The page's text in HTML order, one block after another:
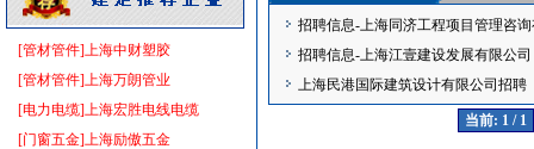
[管材管件]上海中财塑胶
[管材管件]上海万朗管业
[电力电缆]上海宏胜电线电缆
[门窗五金]上海励傲五金
稳压泵
[采购中]
电线电缆 [采购中]
PVC窗帘 [采购中]
陶瓷块料 [采购中]
消防器材 [采购中]
招聘信息-上海同济工程项目管理咨
招聘信息-上海江壹建设发展有限公司
上海民港国际建筑设计有限公司招聘
当前: 1 / 1